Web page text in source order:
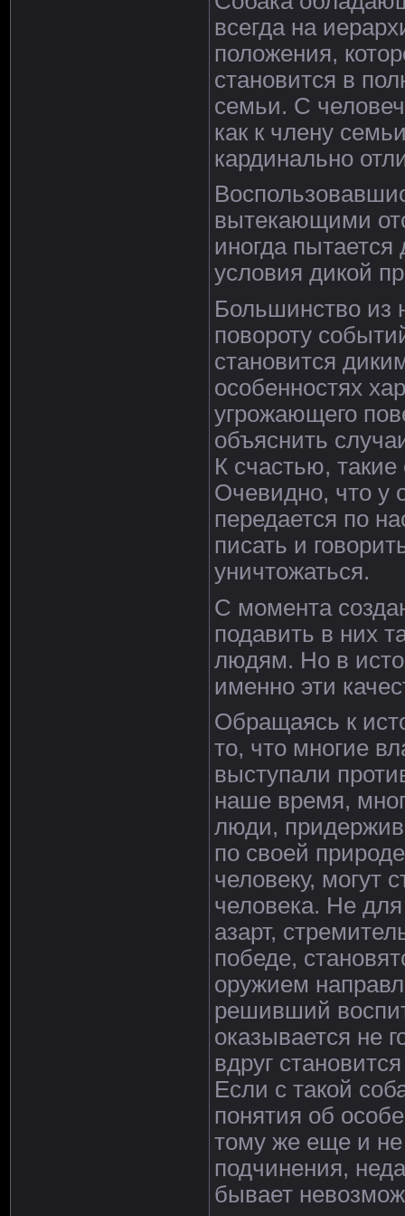
всегда на
положения,
становится в
семьи. С
как к члену
кардинально
вытекающими
иногда пытается
условия дикой
Большинство из
повороту
становится
особенностях
угрожающего
объяснить
К счастью,
Очевидно, что у
передается по
писать и
уничтожаться.
С момента
подавить в них
людям. Но в
именно эти
Обращаясь к
то, что многие
выступали
наше время,
люди,
по своей
человеку, могут
человека. Не
азарт,
победе,
оружием
решивший
оказывается не
вдруг
Если с такой
понятия об
тому же еще и не
подчинения,
бывает